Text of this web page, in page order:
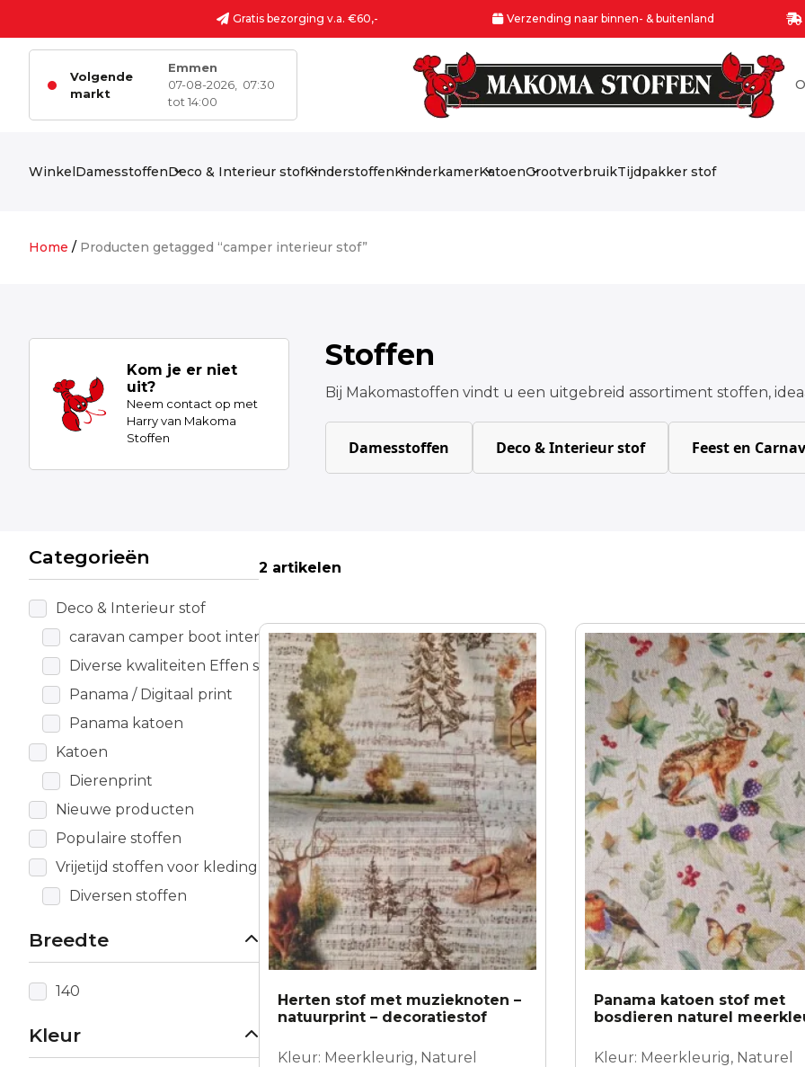
Gratis bezorging v.a. €60,- Verzending naar binnen- & buitenland
Volgende
markt
Emmen
07-08-2026,
07:30
tot 14:00
WinkelDamesstoffenDeco & Interieur stofKinderstoffenKinderkamerKatoenGrootverbruikTijdpakker stof
Home / Producten getagged “camper interieur stof”
Kom je er niet
uit?
Neem contact op met
Harry van Makoma
Stoffen
Stoffen
Bij Makomastoffen vindt u een uitgebreid assortiment stoffen,
Damesstoffen Deco & Interieur stof Feest en
Categorieën
Deco & Interieur stof
caravan camper boot interieur
Diverse kwaliteiten Effen stoffen
Panama / Digitaal print
Panama katoen
Katoen
Dierenprint
Nieuwe producten
Populaire stoffen
Vrijetijd stoffen voor kleding
Diversen stoffen
Breedte
140
Kleur
2 artikelen
Herten stof met muzieknoten –
natuurprint – decoratiestof
Kleur: Meerkleurig, Naturel
Panama katoen stof met
bosdieren naturel
Kleur: Meerkleurig, Naturel